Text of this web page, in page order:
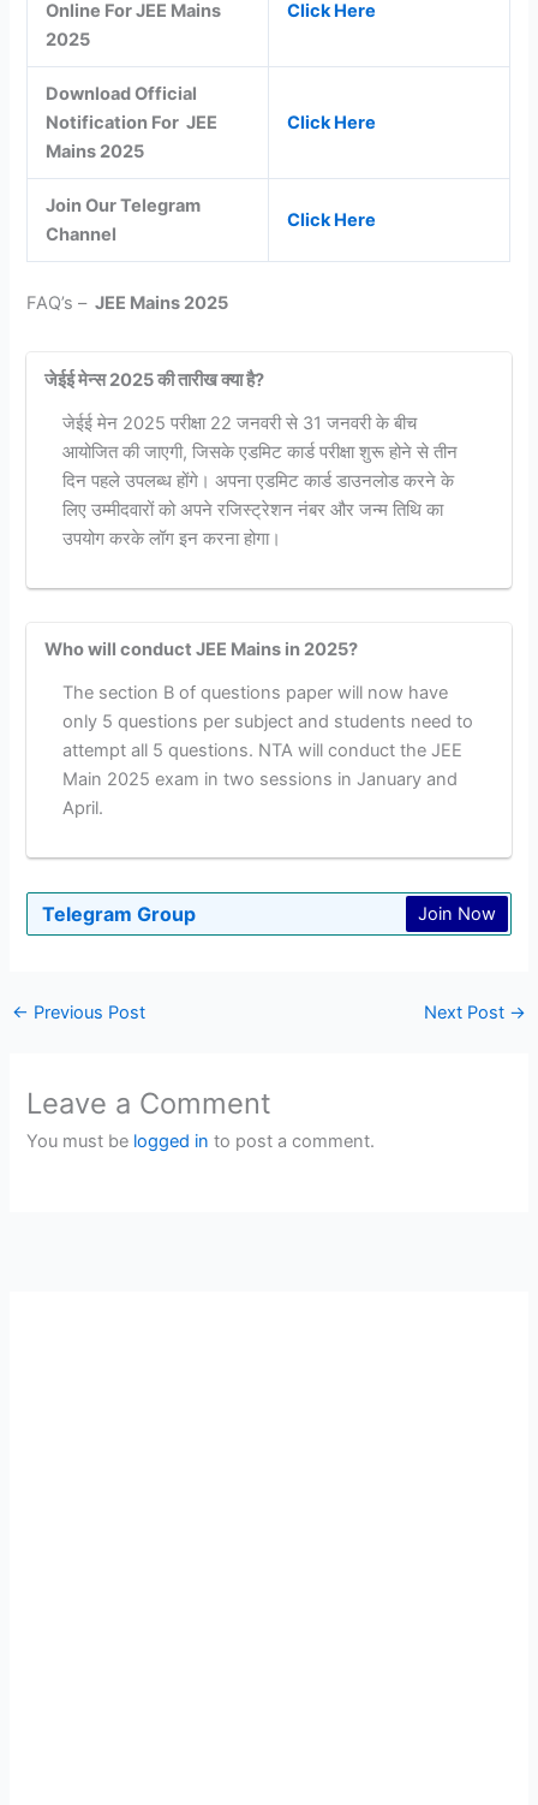
Online For JEE Mains
2025
Click Here
Download Official
Notification For JEE
Mains 2025
Click Here
Join Our Telegram
Channel
Click Here
FAQ’s – JEE Mains 2025
जेईई मेन्स 2025 की तारीख क्या है?
जेईई मेन 2025 परीक्षा 22 जनवरी से 31 जनवरी के बीच
आयोजित की जाएगी, जिसके एडमिट कार्ड परीक्षा शुरू होने से तीन
दिन पहले उपलब्ध होंगे। अपना एडमिट कार्ड डाउनलोड करने के
लिए उम्मीदवारों को अपने रजिस्ट्रेशन नंबर और जन्म तिथि का
उपयोग करके लॉग इन करना होगा।
Who will conduct JEE Mains in 2025?
The section B of questions paper will now have
only 5 questions per subject and students need to
attempt all 5 questions. NTA will conduct the JEE
Main 2025 exam in two sessions in January and
April.
Telegram Group Join Now
← Previous Post Next Post →
Leave a Comment
You must be logged in to post a comment.